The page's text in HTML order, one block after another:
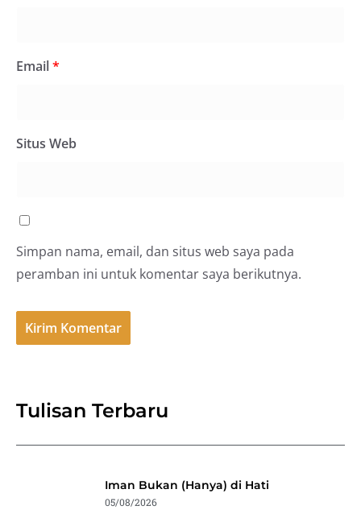
Email*
Situs Web
Simpan nama, email, dan situs web saya pada
peramban ini untuk komentar saya berikutnya.
Tulisan Terbaru
Iman Bukan (Hanya) di Hati
05/08/2026